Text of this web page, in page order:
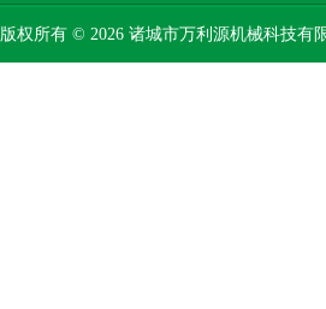
版权所有 © 2026 诸城市万利源机械科技有